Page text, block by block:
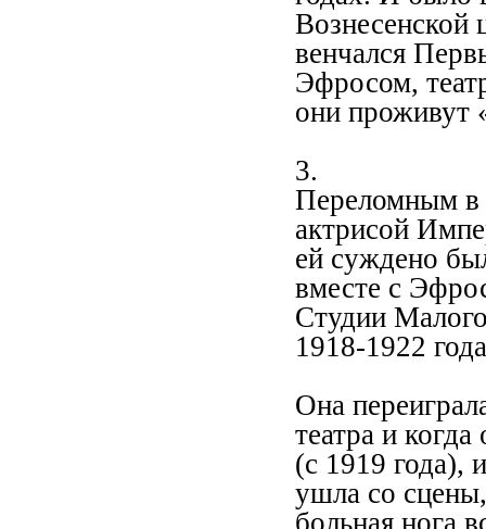
Вознесенской
венчался
Эфросом,
они проживут
3.
Переломным в
актрисой
ей суждено
вместе с
Студии Малого
1918-1922
Она
театра и
(с 1919 года),
ушла со
больная нога